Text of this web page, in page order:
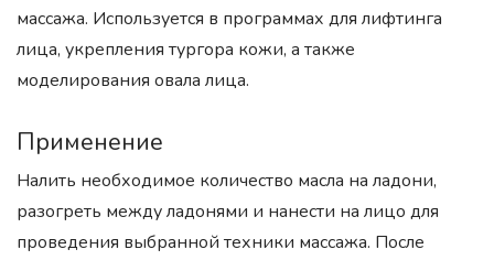
массажа. Используется в программах для лифтинга
лица, укрепления тургора кожи, а также
моделирования овала лица.
Применение
Налить необходимое количество масла на ладони,
разогреть между ладонями и нанести на лицо для
проведения выбранной техники массажа. После